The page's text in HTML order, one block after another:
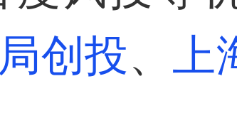
创投、 上